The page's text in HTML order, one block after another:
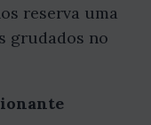
reserva uma
grudados no